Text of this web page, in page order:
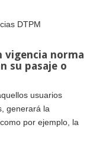
DTPM
vigencia norma
su pasaje o
usuarios
generará la
por ejemplo, la